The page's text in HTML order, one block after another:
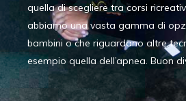
quella di scegliere tra corsi
abbiamo una vasta gamma di
bambini o che riguardano altre
esempio quella dell’apnea. Buon